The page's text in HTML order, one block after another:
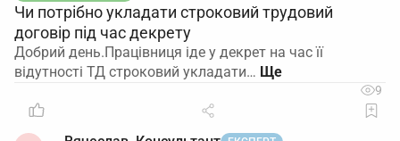
Чи потрібно укладати строковий трудовий
договір під час декрету
Добрий день.Працівниця іде у декрет на час її
відутності ТД строковий укладати…
9